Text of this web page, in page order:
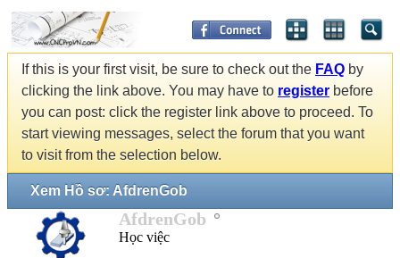
If this is your first visit, be sure to check out the FAQ by
clicking the link above. You may have to register before
you can post: click the register link above to proceed. To
start viewing messages, select the forum that you want
to visit from the selection below.
Xem Hồ sơ: AfdrenGob
AfdrenGob
Học việc